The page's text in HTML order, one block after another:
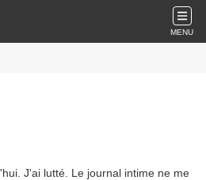
MENU
J'ai lutté. Le journal intime ne me